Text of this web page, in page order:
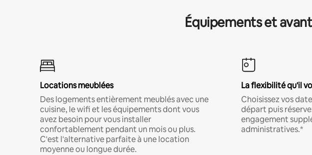
Équipements et
Locations meublées
Des logements entièrement meublés avec une
cuisine, le wifi et les équipements dont vous
avez besoin pour vous installer
confortablement pendant un mois ou plus.
C'est l'alternative parfaite à une location
moyenne ou longue durée.
La flexibilité qu'il
Choisissez vos
départ puis
engagement
administratives.*